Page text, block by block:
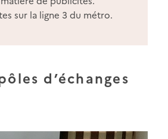
sur la ligne 3 du métro.
d’échanges